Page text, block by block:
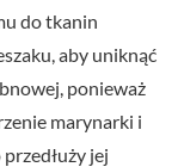
do tkanin
aby uniknąć
ponieważ
marynarki i
jej